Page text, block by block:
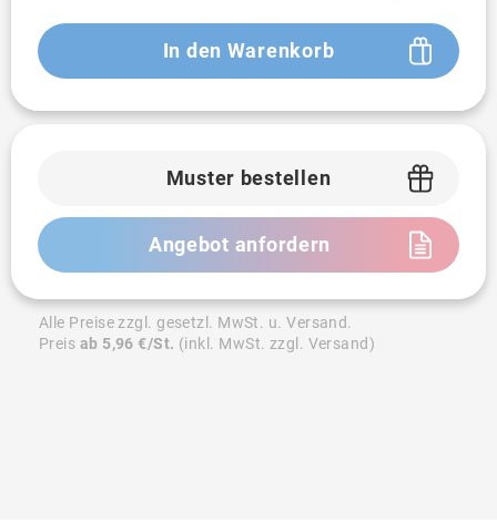
In den Warenkorb
Muster bestellen
Angebot anfordern
Alle Preise zzgl. gesetzl. MwSt. u. Versand.
Preis ab 5,96 €/St. (inkl. MwSt. zzgl. Versand)